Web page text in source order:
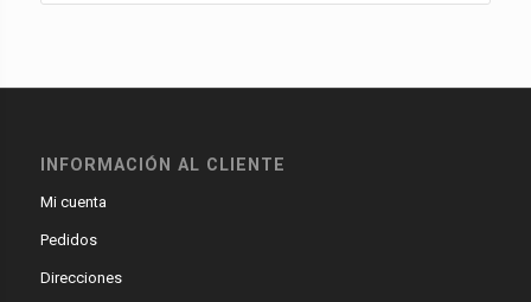
INFORMACIÓN AL CLIENTE
Mi cuenta
Pedidos
Direcciones